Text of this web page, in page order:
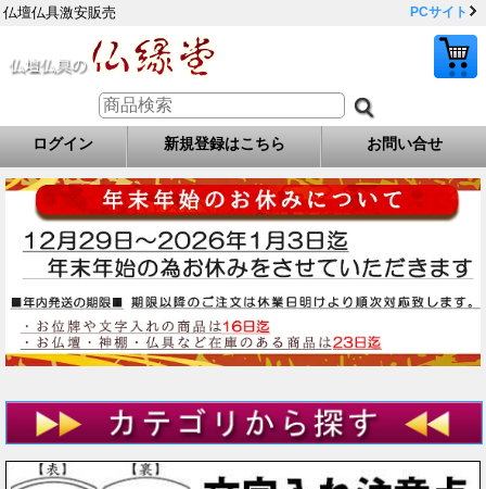
仏壇仏具激安販売 PCサイト
ログイン 新規登録はこちら お問い合せ